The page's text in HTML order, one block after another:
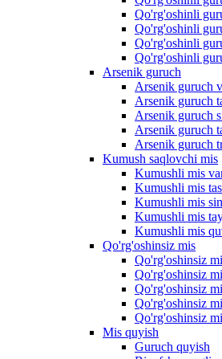
Qo'rg'oshinli
Qo'rg'oshinli
Qo'rg'oshinli
Qo'rg'oshinli
Arsenik guruch
Arsenik guruch
Arsenik guruch
Arsenik guruch
Arsenik guruch
Arsenik guruch
Kumush saqlovchi mis
Kumushli mis
Kumushli mis
Kumushli mis
Kumushli mis
Kumushli mis
Qo'rg'oshinsiz mis
Qo'rg'oshinsiz
Qo'rg'oshinsiz
Qo'rg'oshinsiz
Qo'rg'oshinsiz
Qo'rg'oshinsiz
Mis quyish
Guruch quyish